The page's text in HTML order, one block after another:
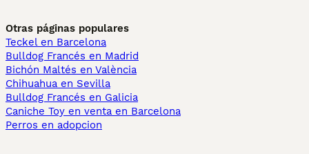
Otras páginas populares
Teckel en Barcelona
Bulldog Francés en Madrid
Bichón Maltés en València
Chihuahua en Sevilla
Bulldog Francés en Galicia
Caniche Toy en venta en Barcelona
Perros en adopcion